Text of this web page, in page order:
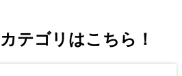
テゴリはこちら！